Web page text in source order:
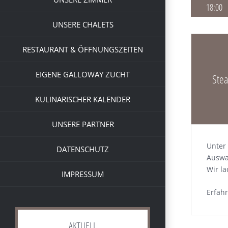
UNSERE CHALETS
RESTAURANT & ÖFFNUNGSZEITEN
EIGENE GALLOWAY ZUCHT
KULINARISCHER KALENDER
UNSERE PARTNER
DATENSCHUTZ
IMPRESSUM
18:00
Unter
Wir